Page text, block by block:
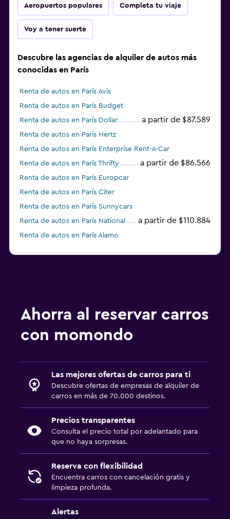
Aeropuertos populares Completa tu viaje
Voy a tener suerte
Descubre las agencias de alquiler de autos más
conocidas en París
Renta de autos en París Avis
Renta de autos en París Budget
Renta de autos en París Dollar
a partir de $87.589
Renta de autos en París Hertz
Renta de autos en París Enterprise Rent-A-Car
Renta de autos en París Thrifty
a partir de $86.566
Renta de autos en París Europcar
Renta de autos en París Citer
Renta de autos en París Sunnycars
Renta de autos en París National
a partir de $110.884
Renta de autos en París Alamo
Ahorra al reservar carros
con momondo
Las mejores ofertas de carros para ti
Descubre ofertas de empresas de alquiler de
carros en más de 70.000 destinos.
Precios transparentes
Consulta el precio total por adelantado para
que no haya sorpresas.
Reserva con flexibilidad
Encuentra carros con cancelación gratis y
limpieza profunda.
Alertas